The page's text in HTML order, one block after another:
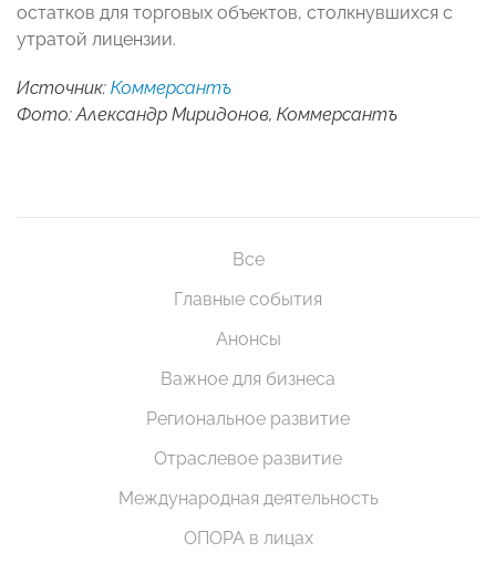
остатков для торговых объектов, столкнувшихся с
утратой лицензии.
Источник: Коммерсантъ
Фото: Александр Миридонов, Коммерсантъ
Все
Главные события
Анонсы
Важное для бизнеса
Региональное развитие
Отраслевое развитие
Международная деятельность
ОПОРА в лицах